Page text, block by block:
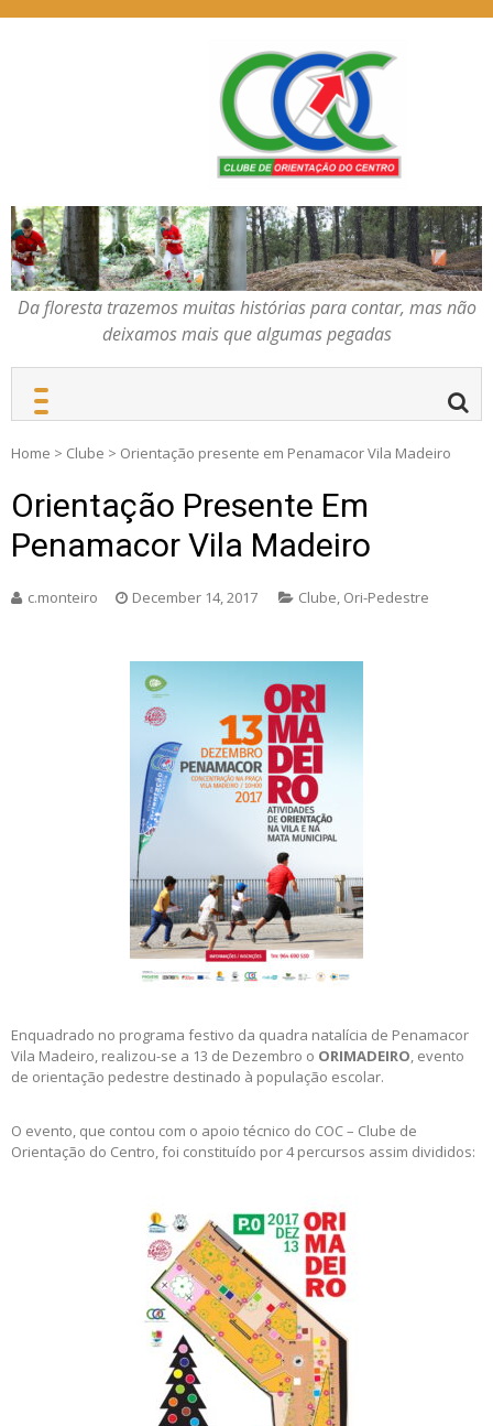
COC – CLUBE DE
ORIENTAÇÃO DO
CENTRO
Da floresta trazemos
muitas histórias para
contar, mas não deixamos
mais que algumas
pegadas
Da floresta trazemos muitas histórias para contar, mas não
deixamos mais que algumas pegadas
Home > Clube > Orientação presente em Penamacor Vila Madeiro
Orientação Presente Em
Penamacor Vila Madeiro
c.monteiro December 14, 2017 Clube, Ori-Pedestre
Enquadrado no programa festivo da quadra natalícia de Penamacor
Vila Madeiro, realizou-se a 13 de Dezembro o ORIMADEIRO, evento
de orientação pedestre destinado à população escolar.
O evento, que contou com o apoio técnico do COC – Clube de
Orientação do Centro, foi constituído por 4 percursos assim divididos: